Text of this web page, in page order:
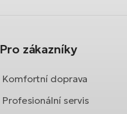
Pro zákazníky
Komfortní doprava
Profesionální servis